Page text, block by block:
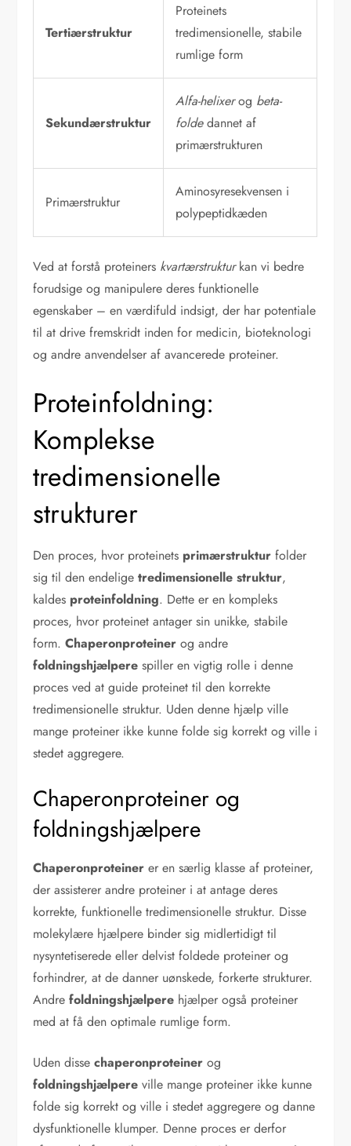
Tertiærstruktur
Proteinets
tredimensionelle, stabile
rumlige form
Sekundærstruktur
Alfa-helixerog beta-
foldedannet af
primærstrukturen
Primærstruktur
Aminosyresekvensen i
polypeptidkæden
Ved at forstå proteiners kvartærstrukturkan vi bedre
forudsige og manipulere deres funktionelle
egenskaber – en værdifuld indsigt, der har potentiale
til at drive fremskridt inden for medicin, bioteknologi
og andre anvendelser af avancerede proteiner.
Proteinfoldning:
Komplekse
tredimensionelle
strukturer
Den proces, hvor proteinets primærstruktur folder
sig til den endeligetredimensionelle struktur,
kaldes proteinfoldning. Dette er en kompleks
proces, hvor proteinet antager sin unikke, stabile
form.Chaperonproteiner og andre
foldningshjælpere spiller en vigtig rolle i denne
proces ved at guide proteinet til den korrekte
tredimensionelle struktur. Uden denne hjælp ville
mange proteiner ikke kunne folde sig korrekt og ville i
stedet aggregere.
Chaperonproteiner og
foldningshjælpere
Chaperonproteiner er en særlig klasse af proteiner,
der assisterer andre proteiner i at antage deres
korrekte, funktionelle tredimensionelle struktur. Disse
molekylære hjælpere binder sig midlertidigt til
nysyntetiserede eller delvist foldede proteiner og
forhindrer, at de danner uønskede, forkerte strukturer.
Andrefoldningshjælpere hjælper også proteiner
med at få den optimale rumlige form.
Uden dissechaperonproteiner og
foldningshjælpere ville mange proteiner ikke kunne
folde sig korrekt og ville i stedet aggregere og danne
dysfunktionelle klumper. Denne proces er derfor